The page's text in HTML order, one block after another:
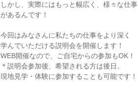
しかし、実際にはもっと幅広く、様々な仕事
があるんです！
今回はみなさんに私たちの仕事をより深く
学んでいただける説明会を開催します！
WEB開催なので、ご自宅からの参加もOK！
＊説明会参加後、希望される方は後日、
現地見学・体験に参加することも可能です！